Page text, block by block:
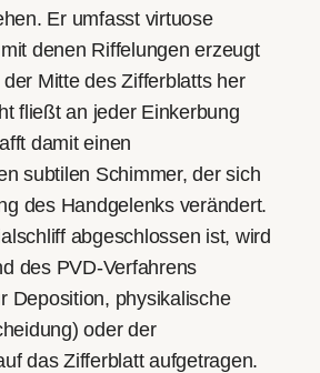
Er umfasst virtuose
denen Riffelungen erzeugt
Mitte des Zifferblatts her
fließt an jeder Einkerbung
damit einen
subtilen Schimmer, der sich
des Handgelenks verändert.
abgeschlossen ist, wird
des PVD-Verfahrens
Deposition, physikalische
oder der
das Zifferblatt aufgetragen.